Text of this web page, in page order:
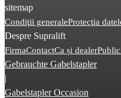
sitemap
Condiţii generaleProtecţia
Despre Supralift
FirmaContactCa și dealer
Gebrauchte Gabelstapler
|
Gabelstapler Occasion